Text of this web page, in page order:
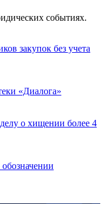
событиях.
закупок без учета
«Диалога»
о хищении более 4